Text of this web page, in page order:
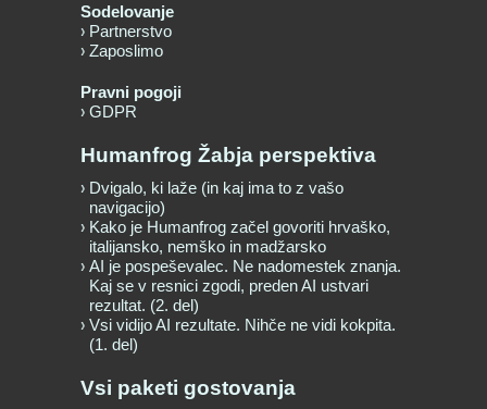
Sodelovanje
Partnerstvo
Zaposlimo
Pravni pogoji
GDPR
Humanfrog Žabja perspektiva
Dvigalo, ki laže (in kaj ima to z vašo
navigacijo)
Kako je Humanfrog začel govoriti hrvaško,
italijansko, nemško in madžarsko
AI je pospeševalec. Ne nadomestek znanja.
Kaj se v resnici zgodi, preden AI ustvari
rezultat. (2. del)
Vsi vidijo AI rezultate. Nihče ne vidi kokpita.
(1. del)
Vsi paketi gostovanja